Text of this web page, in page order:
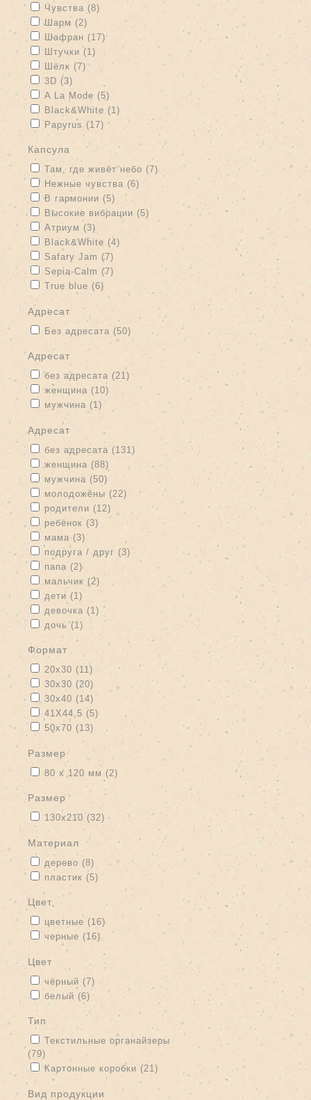
Apply Чувства filter
Чувства (8) Apply Чувства filter
Apply Шарм filter
Шарм (2) Apply Шарм filter
Apply Шафран filter
Шафран (17)Apply Шафран filter
Apply Штучки filter
Штучки (1) Apply Штучки filter
Apply Шёлк filter
Шёлк (7) Apply Шёлк filter
Apply 3D filter
3D (3)
Apply A La Mode filter
A La Mode (5) Apply A La Mode filter
Apply Black&White filter
Black&White (1)
Apply Papyrus filter
Papyrus (17) Apply Papyrus filter
капсула
Apply Там, где живёт небо filter
Там, где живёт небо (7) Apply Там, где живёт небо filter
Apply Нежные чувства filter
Нежные чувства (6) Apply Нежные чувства filter
Apply В гармонии filter
В гармонии (5) Apply В гармонии filter
Apply Высокие вибрации filter
Высокие вибрации (5) Apply Высокие вибрации filter
Apply Атриум filter
Атриум (3) Apply Атриум filter
Apply Black&White filter
Black&White (4) Apply Black&White filter
Apply Safary Jam filter
Safary Jam (7)
Apply Sepia-Calm filter
Sepia-Calm (7) Apply Sepia-Calm filter
Apply True blue filter
True blue (6)
адресат
Apply Без адресата filter
Без адресата (50) Apply Без адресата filter
адресат
Apply без адресата filter
без адресата (21) Apply без адресата filter
Apply женщина filter
женщина (10) Apply женщина filter
Apply мужчина filter
мужчина (1) Apply мужчина filter
адресат
Apply без адресата filter
без адресата (131) Apply без адресата filter
Apply женщина filter
женщина (88)
Apply мужчина filter
мужчина (50)
Apply молодожёны filter
молодожёны (22) Apply молодожёны filter
Apply родители filter
родители (12) Apply родители filter
Apply ребёнок filter
ребёнок (3) Apply ребёнок filter
Apply мама filter
мама (3)
Apply подруга / друг filter
подруга / друг (3) Apply подруга / друг filter
Apply папа filter
папа (2)Apply папа filter
Apply мальчик filter
мальчик (2) Apply мальчик filter
Apply дети filter
дети (1)
Apply девочка filter
девочка (1) Apply девочка filter
Apply дочь filter
дочь (1) Apply дочь filter
формат
Apply 20x30 filter
20x30 (11) Apply 20x30 filter
Apply 30x30 filter
30x30 (20) Apply 30x30 filter
Apply 30x40 filter
30x40 (14) Apply 30x40 filter
Apply 41Х44,5 filter
41Х44,5 (5)
Apply 50x70 filter
50x70 (13)
размер
Apply 80 х 120 мм filter
80 х 120 мм (2) Apply 80 х 120 мм filter
размер
Apply 130х210 filter
130х210 (32) Apply 130х210 filter
материал
Apply дерево filter
дерево (8) Apply дерево filter
Apply пластик filter
пластик (5)
цвет
Apply цветные filter
цветные (16) Apply цветные filter
Apply черные filter
черные (16) Apply черные filter
цвет
Apply чёрный filter
чёрный (7)
Apply белый filter
белый (6) Apply белый filter
тип
Apply Текстильные органайзеры filter
Текстильные органайзеры
(79)
Apply Картонные коробки filter
Картонные коробки (21) Apply Картонные коробки filter
вид продукции